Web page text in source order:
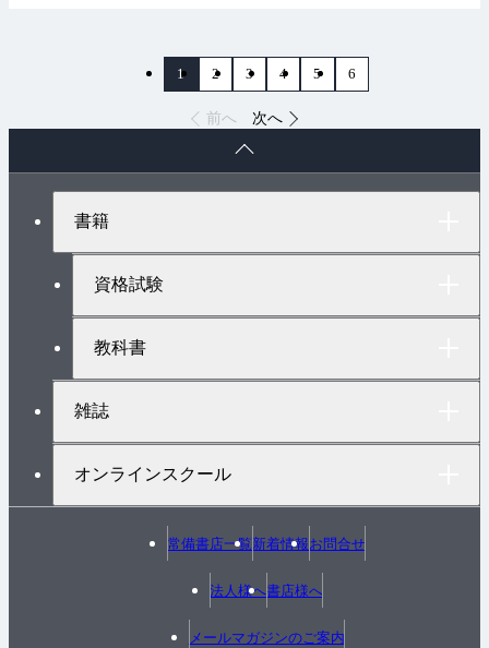
前へ
1 2 3 4 5 6
次へ
書籍
資格試験
教科書
雑誌
オンラインスクール
常備書店一覧新着情報お問合せ
法人様へ書店様へ
メールマガジンのご案内